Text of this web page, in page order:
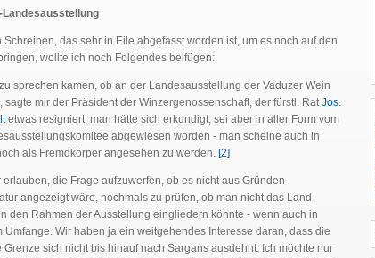
Landesausstellung
Schreiben, das sehr in Eile abgefasst worden ist, um es noch auf den
wollte ich noch Folgendes beifügen:
sprechen kamen, ob an der Landesausstellung der Vaduzer Wein
sagte mir der Präsident der Winzergenossenschaft, der fürstl. RatJos.
etwas resigniert, man hätte sich erkundigt, sei aber in aller Form vom
abgewiesen worden - man scheine auch in
als Fremdkörper angesehen zu werden. [2]
erlauben, die Frage aufzuwerfen, ob es nicht aus Gründen
angezeigt wäre, nochmals zu prüfen, ob man nicht das Land
den Rahmen der Ausstellung eingliedern könnte - wenn auch in
Umfange. Wir haben ja ein weitgehendes Interesse daran, dass die
Grenze sich nicht bis hinauf nach Sargans ausdehnt. Ich möchte nur